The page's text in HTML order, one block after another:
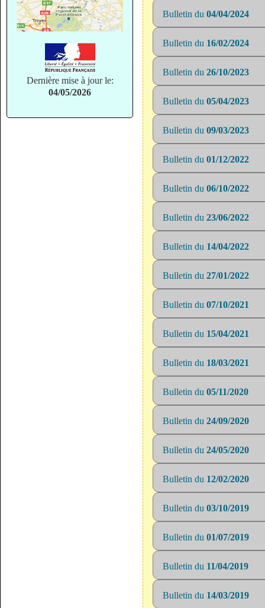
Dernière mise à jour le:
04/05/2026
Bulletin du 04/04/2024
Bulletin du 16/02/2024
Bulletin du 26/10/2023
Bulletin du 05/04/2023
Bulletin du 09/03/2023
Bulletin du 01/12/2022
Bulletin du 06/10/2022
Bulletin du 23/06/2022
Bulletin du 14/04/2022
Bulletin du 27/01/2022
Bulletin du 07/10/2021
Bulletin du 15/04/2021
Bulletin du 18/03/2021
Bulletin du 05/11/2020
Bulletin du 24/09/2020
Bulletin du 24/05/2020
Bulletin du 12/02/2020
Bulletin du 03/10/2019
Bulletin du 01/07/2019
Bulletin du 11/04/2019
Bulletin du 14/03/2019